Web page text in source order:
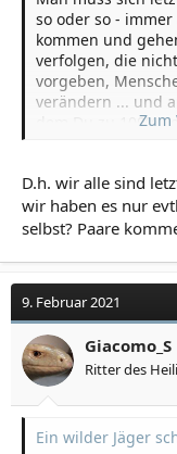
so oder so -
kommen und
verfolgen, die
vorgeben,
verändern ... und
dem Du zu 100%
Zum
D.h. wir alle sind
wir haben es nur
selbst? Paare
9. Februar 2021
Giacomo_S
Ritter des
Ein wilder Jäger